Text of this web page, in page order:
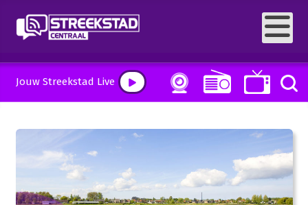
Jouw Streekstad Live